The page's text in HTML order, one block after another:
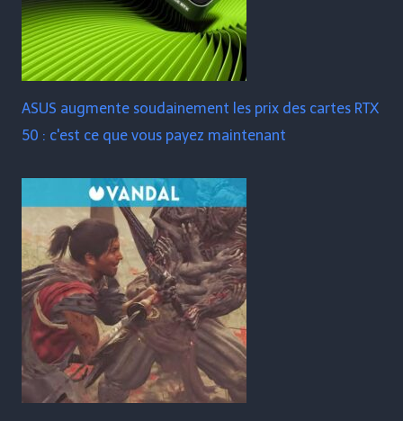
ASUS augmente soudainement les prix des cartes RTX
50 : c'est ce que vous payez maintenant